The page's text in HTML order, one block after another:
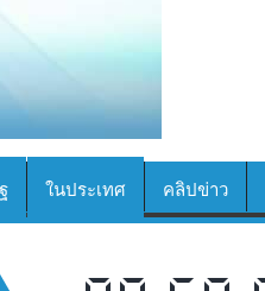
ในประเทศ คลิปข่าว